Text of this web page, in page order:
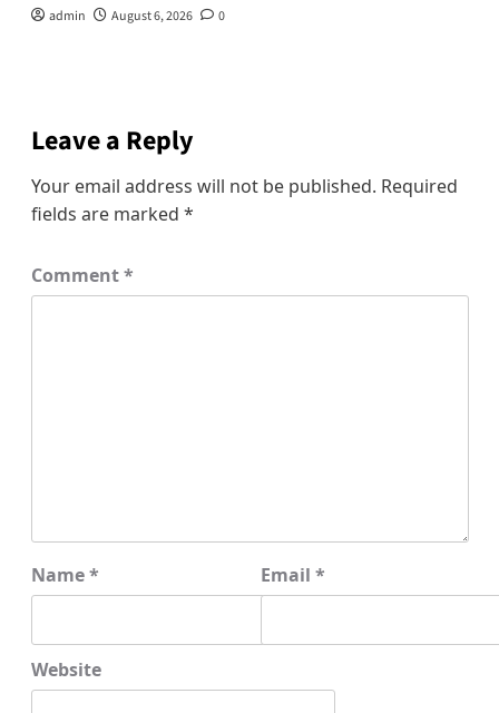
admin August 6, 2026 0
Leave a Reply
Your email address will not be published. Required
fields are marked *
Comment*
Name* Email *
Website